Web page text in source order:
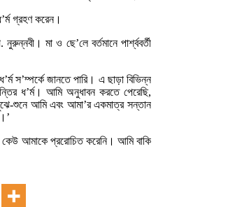
গ্রহণ করেন।
মা ও ছে’লে বর্তমানে পার্শ্ববর্তী
স’ম্পর্কে জানতে পারি। এ ছাড়া বিভিন্ন
ধ’র্ম। আমি অনুধাবন করতে পেরেছি,
বুঝে-শুনে আমি এবং আমা’র একমাত্র সন্তান
কেউ আমাকে প্ররোচিত করেনি। আমি বাকি